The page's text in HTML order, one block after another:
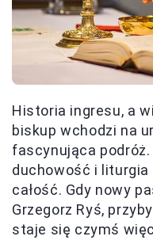
Historia ingresu, a
biskup wchodzi na
fascynująca
duchowość i
całość. Gdy nowy
Grzegorz Ryś,
staje się czymś